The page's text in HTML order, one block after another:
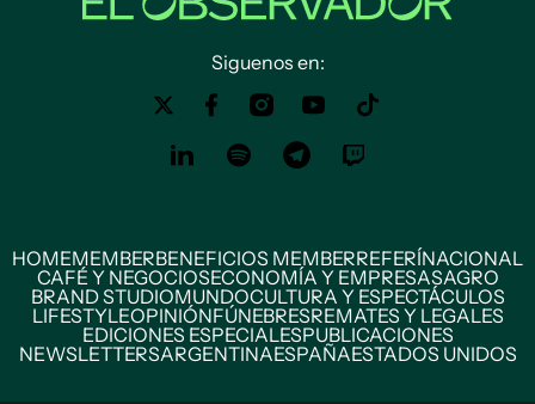
Siguenos en:
HOMEMEMBERBENEFICIOS MEMBERREFERÍNACIONAL
CAFÉ Y NEGOCIOSECONOMÍA Y EMPRESASAGRO
BRAND STUDIOMUNDOCULTURA Y ESPECTÁCULOS
LIFESTYLEOPINIÓNFÚNEBRESREMATES Y LEGALES
EDICIONES ESPECIALESPUBLICACIONES
NEWSLETTERSARGENTINAESPAÑAESTADOS UNIDOS